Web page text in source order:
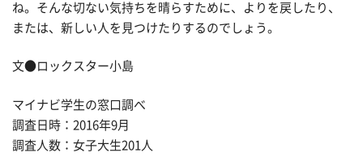
ね。そんな切ない気持ちを晴らすために、よりを戻したり、
または、新しい人を見つけたりするのでしょう。
文●ロックスター小島
マイナビ学生の窓口調べ
調査日時：2016年9月
調査人数：女子大生201人